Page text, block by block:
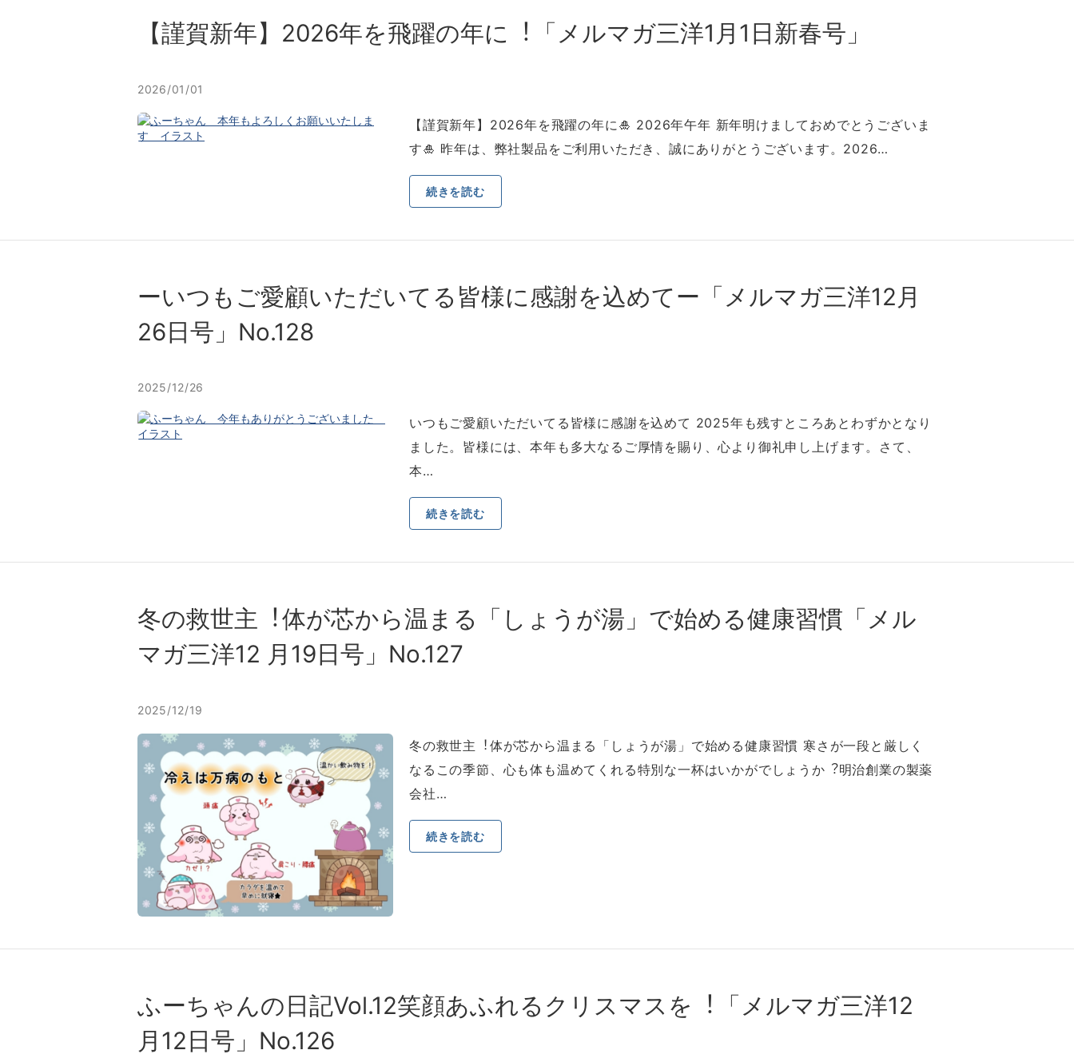
【謹賀新年】2026年を⾶躍の年に︕「メルマガ三洋1⽉1⽇新春号」
2026/01/01
【謹賀新年】2026年を⾶躍の年に🎍 2026年午年 新年明けましておめでとうございま
す🎍 昨年は、弊社製品をご利⽤いただき、誠にありがとうございます。2026…
続きを読む
ーいつもご愛顧いただいてる皆様に感謝を込めてー「メルマガ三洋12⽉
26⽇号」No.128
2025/12/26
いつもご愛顧いただいてる皆様に感謝を込めて 2025年も残すところあとわずかとなり
ました。皆様には、本年も多⼤なるご厚情を賜り、⼼より御礼申し上げます。さて、
本…
続きを読む
冬の救世主︕体が芯から温まる「しょうが湯」で始める健康習慣「メル
マガ三洋12 ⽉19⽇号」No.127
2025/12/19
冬の救世主︕体が芯から温まる「しょうが湯」で始める健康習慣 寒さが⼀段と厳しく
なるこの季節、⼼も体も温めてくれる特別な⼀杯はいかがでしょうか︖明治創業の製薬
会社…
続きを読む
ふーちゃんの⽇記Vol.12笑顔あふれるクリスマスを︕「メルマガ三洋12
⽉12⽇号」No.126